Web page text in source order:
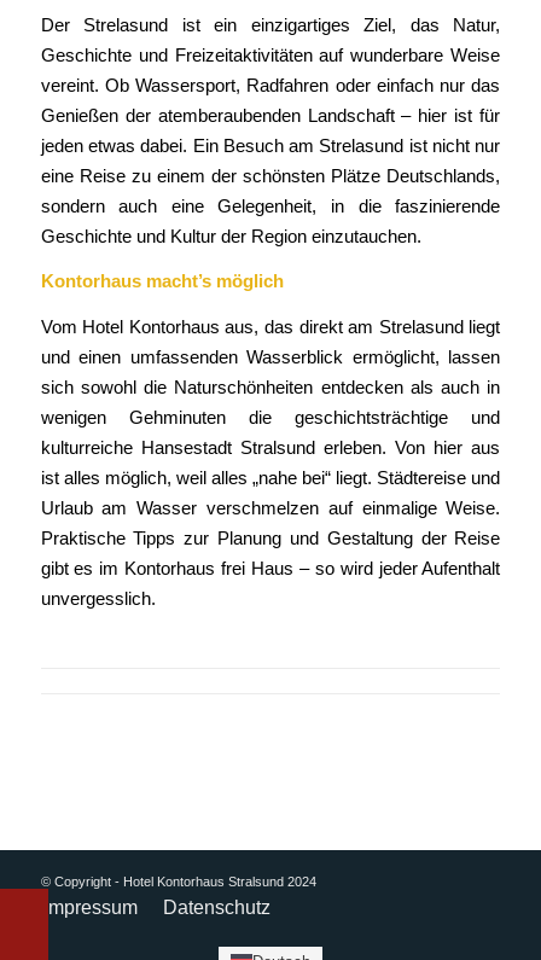
Der Strelasund ist ein einzigartiges Ziel, das Natur,
Geschichte und Freizeitaktivitäten auf wunderbare Weise
vereint. Ob Wassersport, Radfahren oder einfach nur das
Genießen der atemberaubenden Landschaft – hier ist für
jeden etwas dabei. Ein Besuch am Strelasund ist nicht nur
eine Reise zu einem der schönsten Plätze Deutschlands,
sondern auch eine Gelegenheit, in die faszinierende
Geschichte und Kultur der Region einzutauchen.
Kontorhaus macht’s möglich
Vom Hotel Kontorhaus aus, das direkt am Strelasund liegt
und einen umfassenden Wasserblick ermöglicht, lassen
sich sowohl die Naturschönheiten entdecken als auch in
wenigen Gehminuten die geschichtsträchtige und
kulturreiche Hansestadt Stralsund erleben. Von hier aus
ist alles möglich, weil alles „nahe bei“ liegt. Städtereise und
Urlaub am Wasser verschmelzen auf einmalige Weise.
Praktische Tipps zur Planung und Gestaltung der Reise
gibt es im Kontorhaus frei Haus – so wird jeder Aufenthalt
unvergesslich.
© Copyright - Hotel Kontorhaus Stralsund 2024
Impressum Datenschutz